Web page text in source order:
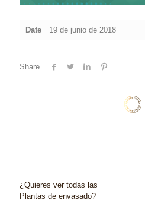
Date 19 de junio de 2018
Share
¿Quieres ver todas las
Plantas de envasado?